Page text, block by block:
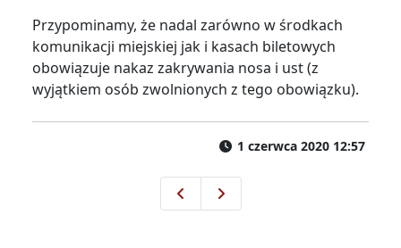
Przypominamy, że nadal zarówno w środkach
komunikacji miejskiej jak i kasach biletowych
obowiązuje nakaz zakrywania nosa i ust (z
wyjątkiem osób zwolnionych z tego obowiązku).
1 czerwca 2020 12:57
Komunikacja miejska od 18
Komunikacja miejska w